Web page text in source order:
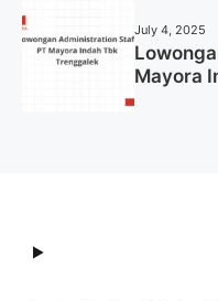
July 4, 2025
Mayora